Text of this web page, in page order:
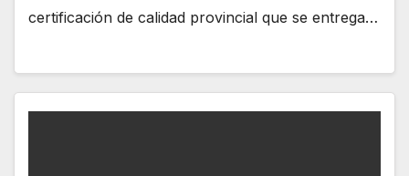
certificación de calidad provincial que se entrega…